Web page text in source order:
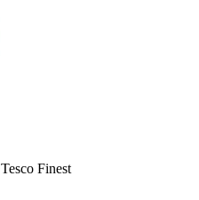
Tesco Finest